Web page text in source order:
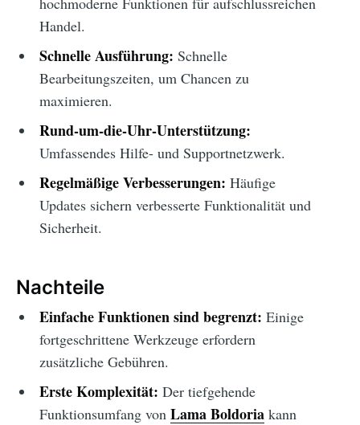
Handel.
Schnelle Ausführung: Schnelle
Bearbeitungszeiten, um Chancen zu
maximieren.
Rund-um-die-Uhr-Unterstützung:
Umfassendes Hilfe- und Supportnetzwerk.
Regelmäßige Verbesserungen: Häufige
Updates sichern verbesserte Funktionalität und
Sicherheit.
Nachteile
Einfache Funktionen sind begrenzt: Einige
fortgeschrittene Werkzeuge erfordern
zusätzliche Gebühren.
Erste Komplexität: Der tiefgehende
Funktionsumfang von Lama Boldoriakann